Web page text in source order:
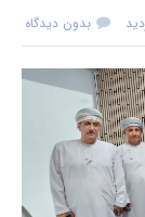
بدون دیدگاه